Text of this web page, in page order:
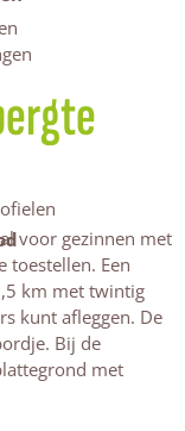
voor gezinnen met
toestellen. Een
km met twintig
kunt afleggen. De
Bij de
met